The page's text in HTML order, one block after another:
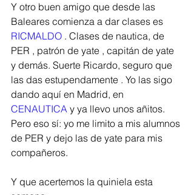
Y otro buen amigo que desde las
Baleares comienza a dar clases es
RICMALDO . Clases de nautica, de
PER , patrón de yate , capitán de yate
y demás. Suerte Ricardo, seguro que
las das estupendamente . Yo las sigo
dando aquí en Madrid, en
CENAUTICA y ya llevo unos añitos.
Pero eso sí: yo me limito a mis alumnos
de PER y dejo las de yate para mis
compañeros.
Y que acertemos la quiniela esta